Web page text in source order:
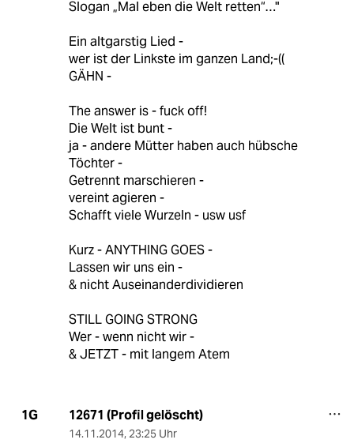
Slogan „Mal eben die Welt retten“…"
Ein altgarstig Lied -
wer ist der Linkste im ganzen Land;-((
GÄHN -
The answer is - fuck off!
Die Welt ist bunt -
ja - andere Mütter haben auch hübsche
Töchter -
Getrennt marschieren -
vereint agieren -
Schafft viele Wurzeln - usw usf
Kurz - ANYTHING GOES -
Lassen wir uns ein -
& nicht Auseinanderdividieren
STILL GOING STRONG
Wer - wenn nicht wir -
& JETZT - mit langem Atem
1G 12671 (Profil gelöscht)
14.11.2014, 23:25 Uhr